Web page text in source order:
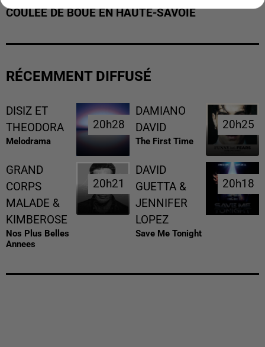
COULÉE DE BOUE EN HAUTE-SAVOIE
RÉCEMMENT DIFFUSÉ
DISIZ ET
THEODORA
Melodrama
20h28
20h28
DAMIANO
DAVID
The First Time
20h25
20h25
GRAND
CORPS
MALADE &
KIMBEROSE
Nos Plus Belles
Annees
20h21
20h21
DAVID
GUETTA &
JENNIFER
LOPEZ
Save Me Tonight
20h18
20h18